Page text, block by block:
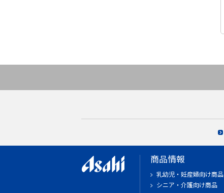
商品情報
乳幼児・妊産婦向け商品
シニア・介護向け商品